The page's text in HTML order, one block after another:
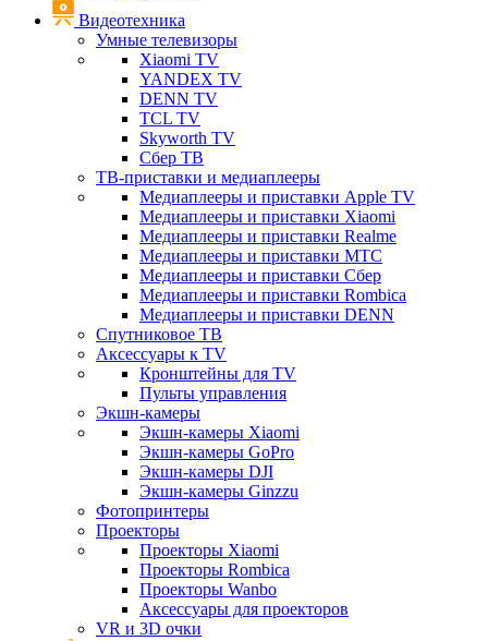
Видеотехника
Умные телевизоры
Xiaomi TV
YANDEX TV
DENN TV
TCL TV
Skyworth TV
Сбер ТВ
ТВ-приставки и медиаплееры
Медиаплееры и приставки Apple TV
Медиаплееры и приставки Xiaomi
Медиаплееры и приставки Realme
Медиаплееры и приставки МТС
Медиаплееры и приставки Сбер
Медиаплееры и приставки Rombica
Медиаплееры и приставки DENN
Спутниковое ТВ
Аксессуары к TV
Кронштейны для TV
Пульты управления
Экшн-камеры
Экшн-камеры Xiaomi
Экшн-камеры GoPro
Экшн-камеры DJI
Экшн-камеры Ginzzu
Фотопринтеры
Проекторы
Проекторы Xiaomi
Проекторы Rombica
Проекторы Wanbo
Аксессуары для проекторов
VR и 3D очки